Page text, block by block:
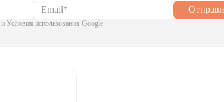
Условия использования Google.